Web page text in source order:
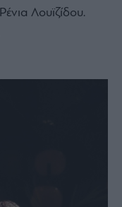
Ρένια Λουϊζίδου.